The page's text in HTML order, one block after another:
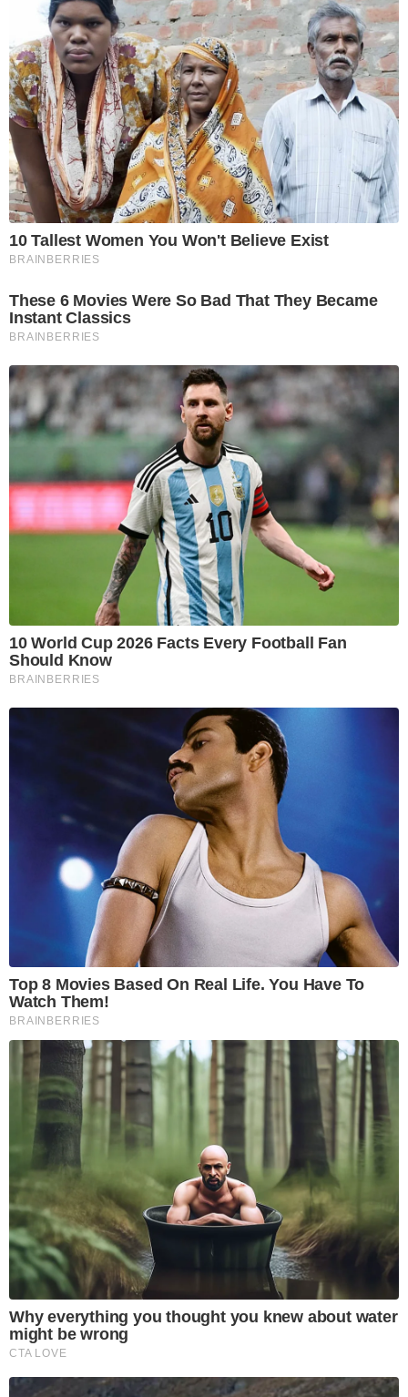
10 Tallest Women You Won't Believe Exist
BRAINBERRIES
These 6 Movies Were So Bad That They Became
Instant Classics
BRAINBERRIES
10 World Cup 2026 Facts Every Football Fan
Should Know
BRAINBERRIES
Top 8 Movies Based On Real Life. You Have To
Watch Them!
BRAINBERRIES
Why everything you thought you knew about water
might be wrong
CTA LOVE